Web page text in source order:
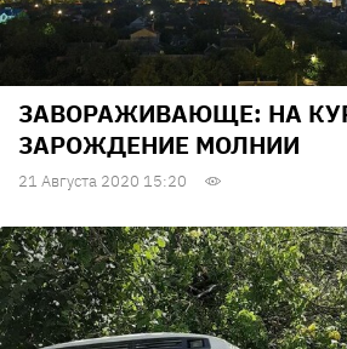
ЗАВОРАЖИВАЮЩЕ: НА
ЗАРОЖДЕНИЕ МОЛНИИ
21 Августа 2020 15:20